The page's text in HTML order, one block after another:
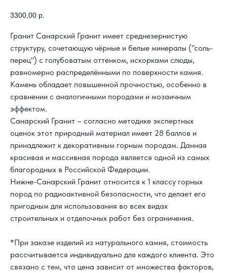
3300,00 р.
Гранит Санарский Гранит имеет среднезернистую
структуру, сочетающую чёрные и белые минералы ("соль-
перец") с голубоватым оттенком, искорками слюды,
равномерно распределёнными по поверхности камня.
Камень обладает повышенной прочностью, особенно в
сравнении с аналогичными породами и мозаичным
эффектом.
Санарский Гранит – согласно методике экспертных
оценок этот природный материал имеет 28 баллов и
принадлежит к декоративным горным породам. Данная
красивая и массивная порода является одной из самых
благородных в Российской Федерации.
Нижне-Санарский Гранит относится к 1 классу горных
пород по радиоактивной безопасности, что делает его
пригодным для использования во всех видах
строительных и отделочных работ без ограничения.
*При заказе изделий из натурального камня, стоимость
рассчитывается индивидуально для каждого клиента. Это
связано с тем, что цена зависит от множества факторов,
КАК С НАМИ
СВЯЗАТЬСЯ?
8 800 302-18-08